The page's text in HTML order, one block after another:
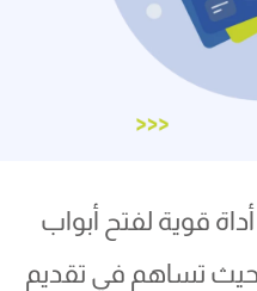
قوية لفتح أبواب
حيث تساهم في تقديم